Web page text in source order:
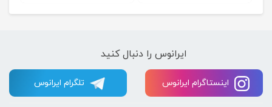
ایرانوس را دنبال کنید
تلگرام ایرانوس اینستاگرام ایرانوس